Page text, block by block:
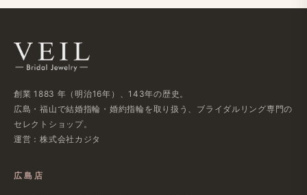
創業 1883 年​（明治16年）、​143年の​歴史。
広島・福山で​結婚指輪・婚約指輪を​取り扱う、​ブライダルリング専門の​
セレクトショップ。
運営：株式会社カジタ
広島店